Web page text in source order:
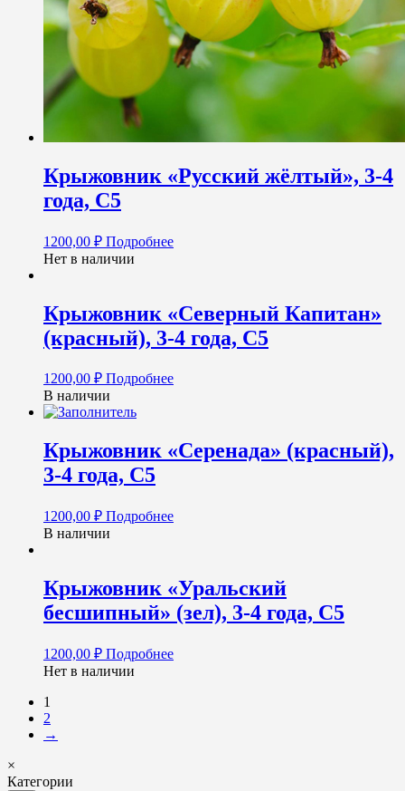
Крыжовник «Русский жёлтый», 3-4
года, С5
1200,00 ₽ Подробнее
Нет в наличии
Крыжовник «Северный Капитан»
(красный), 3-4 года, С5
1200,00 ₽ Подробнее
В наличии
Крыжовник «Серенада» (красный),
3-4 года, С5
1200,00 ₽ Подробнее
В наличии
Крыжовник «Уральский
бесшипный» (зел), 3-4 года, С5
1200,00 ₽ Подробнее
Нет в наличии
1
2
→
×
Категории